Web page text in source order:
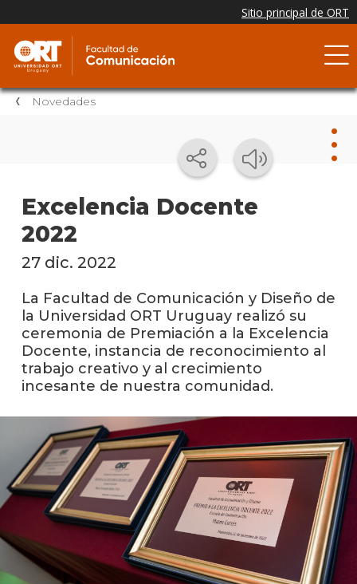
Novedades
Excelencia Docente
2022
en
los
Blog
de
27 dic. 2022
La Facultad de Comunicación y Diseño de
la Universidad ORT Uruguay realizó su
ceremonia de Premiación a la Excelencia
Docente, instancia de reconocimiento al
trabajo creativo y al crecimiento
incesante de nuestra comunidad.